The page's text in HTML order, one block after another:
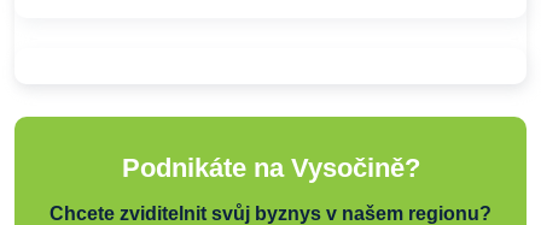
Podnikáte na Vysočině?
Chcete zviditelnit svůj byznys v našem regionu?